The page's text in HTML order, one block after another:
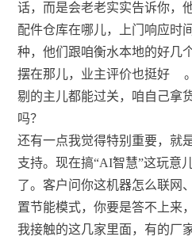
话，而是会老老实实告诉你，
配件仓库在哪儿，上门响应时
种，他们跟咱衡水本地的好几
摆在那儿，业主评价也挺好
剔的主儿都能过关，咱自己拿
吗？
还有一点我觉得特别重要，就
支持。现在搞“AI智慧”这玩意
了。客户问你这机器怎么联网
置节能模式，你要是答不上来
我接触的这几家里面，有的厂